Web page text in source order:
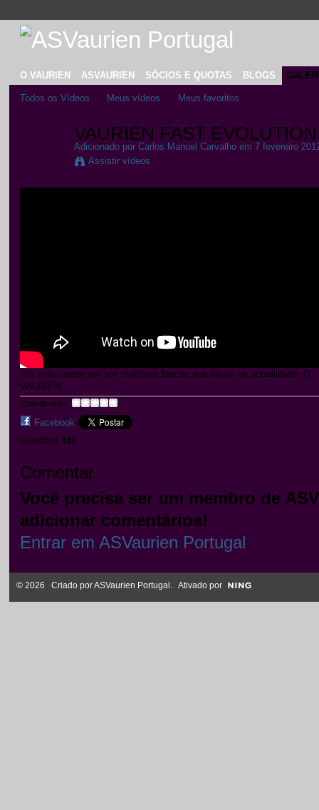
O VAURIEN ASVAURIEN SÓCIOS E QUOTAS BLOGS
Todos os Vídeos Meus vídeos Meus favoritos
VAURIEN FAST EVOLUTION
Adicionado por Carlos Manuel Carvalhoem 7 fevereiro
Assistir vídeos
Um video sobre um dos melhores barcos que existe na actualidade: O
VAURIEN
Classificação:
Facebook
Exibições: 168
Comentar
Você precisa ser um membro de
adicionar comentários!
Entrar em ASVaurien Portugal
© 2026 Criado porASVaurien Portugal . Ativado por